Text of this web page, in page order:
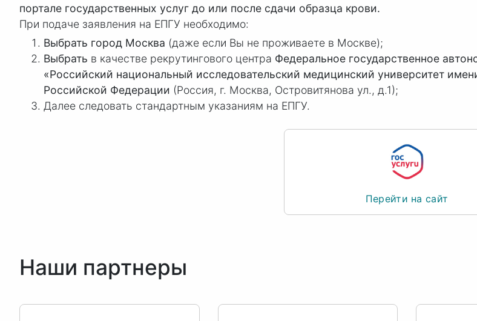
портале государственных услуг до или после сдачи образца крови.
При подаче заявления на ЕПГУ необходимо:
Выбрать город Москва (даже если Вы не проживаете в Москве);
Выбрать в качестве рекрутингового центра Федеральное государственное
«Российский национальный исследовательский медицинский университет
Российской Федерации (Россия, г. Москва, Островитянова ул., д.1);
Далее следовать стандартным указаниям на ЕПГУ.
Перейти на сайт
Наши партнеры